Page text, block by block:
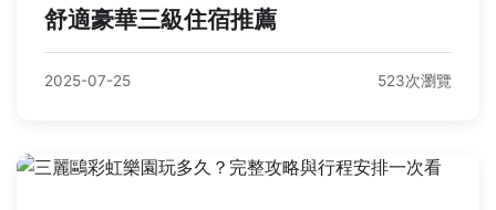
舒適豪華三級住宿推薦
2025-07-25 523次瀏覽